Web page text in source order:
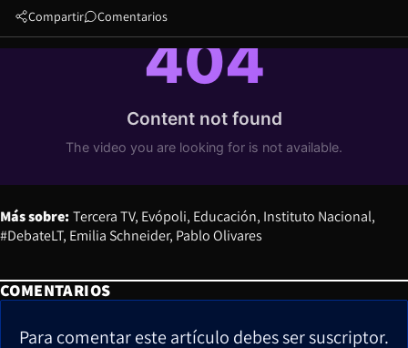
Compartir Comentarios
Más sobre:Tercera TV Evópoli Educación Instituto Nacional
#DebateLT Emilia Schneider Pablo Olivares
COMENTARIOS
Para comentar este artículo debes ser suscriptor.